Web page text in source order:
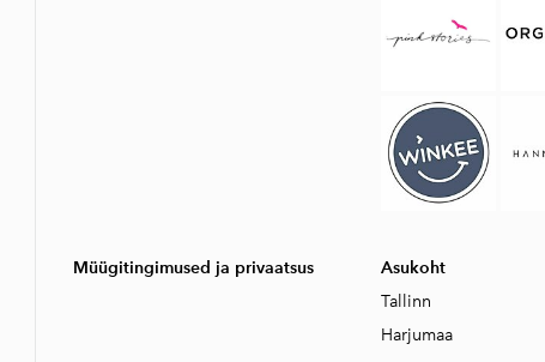
Müügitingimused ja privaatsus
Asukoht
Tallinn
Harjumaa